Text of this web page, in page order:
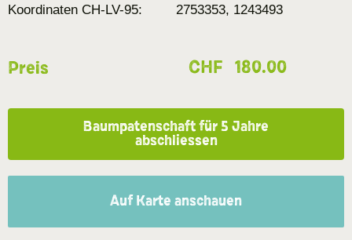
Koordinaten CH-LV-95:
2753353, 1243493
Preis CHF 180.00
Baumpatenschaft für 5 Jahre
abschliessen
Auf Karte anschauen